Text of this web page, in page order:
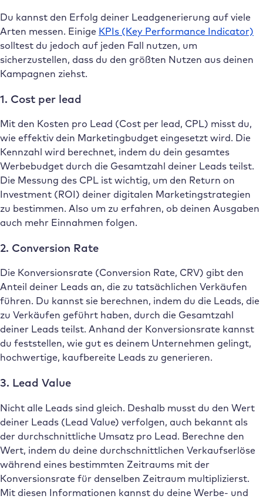
Du kannst den Erfolg deiner Leadgenerierung auf viele
Arten messen. Einige KPIs (Key Performance Indicator)
solltest du jedoch auf jeden Fall nutzen, um
sicherzustellen, dass du den größten Nutzen aus deinen
Kampagnen ziehst.
1. Cost per lead
Mit den Kosten pro Lead (Cost per lead, CPL) misst du,
wie effektiv dein Marketingbudget eingesetzt wird. Die
Kennzahl wird berechnet, indem du dein gesamtes
Werbebudget durch die Gesamtzahl deiner Leads teilst.
Die Messung des CPL ist wichtig, um den Return on
Investment (ROI) deiner digitalen Marketingstrategien
zu bestimmen. Also um zu erfahren, ob deinen Ausgaben
auch mehr Einnahmen folgen.
2. Conversion Rate
Die Konversionsrate (Conversion Rate, CRV) gibt den
Anteil deiner Leads an, die zu tatsächlichen Verkäufen
führen. Du kannst sie berechnen, indem du die Leads, die
zu Verkäufen geführt haben, durch die Gesamtzahl
deiner Leads teilst. Anhand der Konversionsrate kannst
du feststellen, wie gut es deinem Unternehmen gelingt,
hochwertige, kaufbereite Leads zu generieren.
3. Lead Value
Nicht alle Leads sind gleich. Deshalb musst du den Wert
deiner Leads (Lead Value) verfolgen, auch bekannt als
der durchschnittliche Umsatz pro Lead. Berechne den
Wert, indem du deine durchschnittlichen Verkaufserlöse
während eines bestimmten Zeitraums mit der
Konversionsrate für denselben Zeitraum multiplizierst.
Mit diesen Informationen kannst du deine Werbe- und